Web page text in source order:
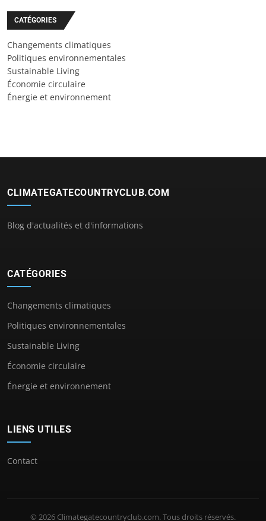
CATÉGORIES
Changements climatiques
Politiques environnementales
Sustainable Living
Économie circulaire
Énergie et environnement
CLIMATEGATECOUNTRYCLUB.COM
Blog d'actualités et d'informations
CATÉGORIES
Changements climatiques
Politiques environnementales
Sustainable Living
Économie circulaire
Énergie et environnement
LIENS UTILES
Contact
© 2026 Climategatecountryclub.com. Tous droits réservés.